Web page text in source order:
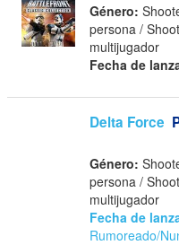
Género:
persona /
multijugador
Fecha de
Delta Force
Género:
persona /
multijugador
Fecha de
Rumoreado/